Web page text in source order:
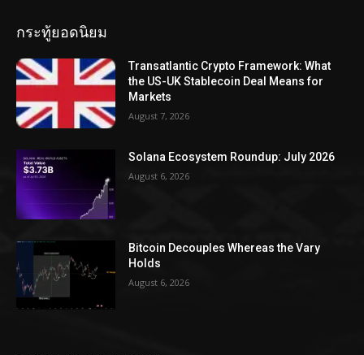
กระทู้ยอดนิยม
Transatlantic Crypto Framework: What
the US-UK Stablecoin Deal Means for
Markets
August 7, 2026
Solana Ecosystem Roundup: July 2026
August 6, 2026
Bitcoin Decouples Whereas the Vary
Holds
August 6, 2026